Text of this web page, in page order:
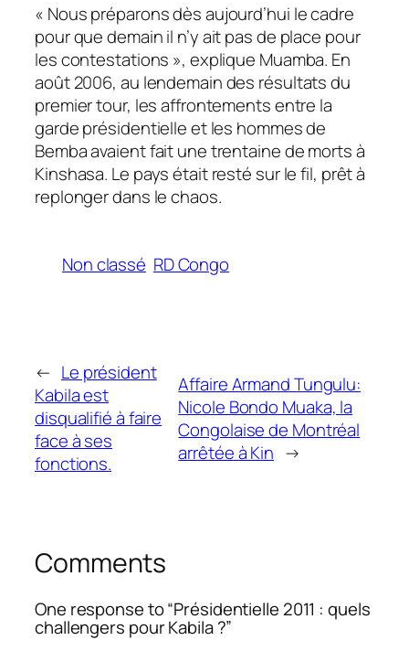
« Nous préparons dès aujourd’hui le cadre
pour que demain il n’y ait pas de place pour
les contestations », explique Muamba. En
août 2006, au lendemain des résultats du
premier tour, les affrontements entre la
garde présidentielle et les hommes de
Bemba avaient fait une trentaine de morts à
Kinshasa. Le pays était resté sur le fil, prêt à
replonger dans le chaos.
Non classé RD Congo
← Le président
Kabila est
disqualifié à faire
face à ses
fonctions.
Affaire Armand Tungulu:
Nicole Bondo Muaka, la
Congolaise de Montréal
arrêtée à Kin →
Comments
One response to “Présidentielle 2011 : quels
challengers pour Kabila ?”